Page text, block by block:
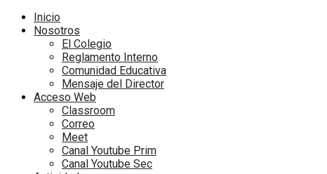
Inicio
Nosotros
El Colegio
Reglamento Interno
Comunidad Educativa
Mensaje del Director
Acceso Web
Classroom
Correo
Meet
Canal Youtube Prim
Canal Youtube Sec